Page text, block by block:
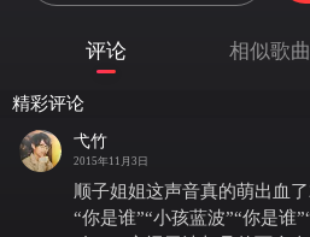
等等 不只是这样
还有伟大的
イーピン 泣
弄哭一平
评论 相似歌曲
精彩评论
弋竹
2015年11月3日
顺子姐姐这声音真的萌出血
“你是谁”“小孩蓝波”“你是谁